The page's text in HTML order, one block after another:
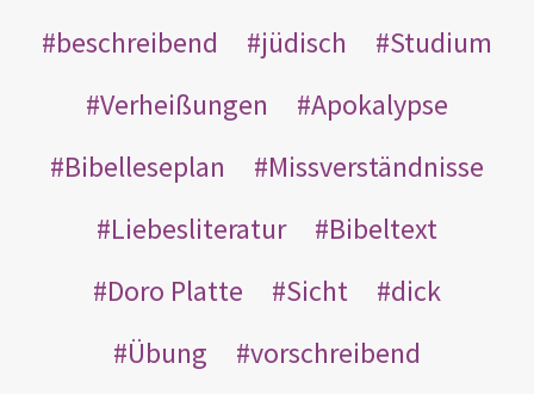
beschreibend
jüdisch
Studium
Verheißungen
Apokalypse
Bibelleseplan
Missverständnisse
Liebesliteratur
Bibeltext
Doro Platte
Sicht
dick
Übung
vorschreibend